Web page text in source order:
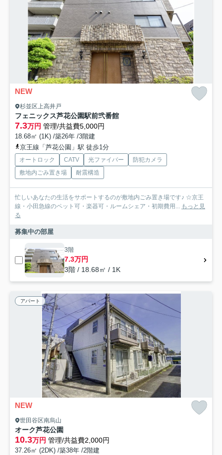
NEW
杉並区上高井戸
フェニックス芦花公園駅前弐番館
7.3万円 管理/共益費5,000円
18.68㎡ (1K) /築26年 /3階建
京王線「芦花公園」駅 徒歩1分
オートロック CATV 光ファイバー
防犯カメラ
敷地内ごみ置き場
耐震構造
忙しいあなたの生活をサポートするのが敷地内ごみ置き場です♪ ☆京王
線・小田急線のペット可・楽器可・ルームシェア・初期費用... もっと見
る
募集中の部屋
3階
7.3万円
3階 / 18.68㎡ / 1K
アパート
NEW
世田谷区南烏山
オーク芦花公園
10.3万円 管理/共益費2,000円
37.26㎡ (2DK) /築38年 /2階建